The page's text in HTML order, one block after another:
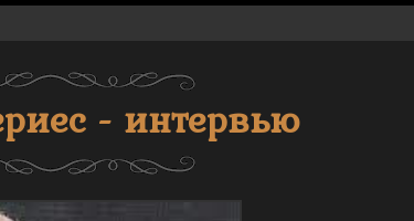
- интервью